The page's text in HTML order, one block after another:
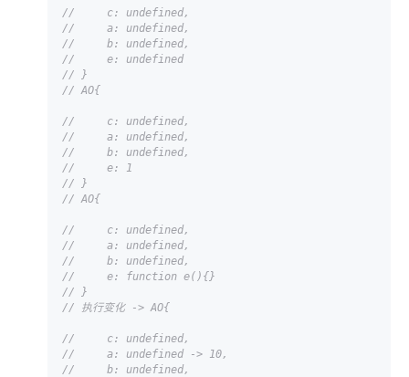
//     c: undefined,
//     a: undefined,
//     b: undefined,
//     e: undefined
// }
// AO{
//     c: undefined,
//     a: undefined,
//     b: undefined,
//     e: 1
// }
// AO{
//     c: undefined,
//     a: undefined,
//     b: undefined,
//     e: function e(){}
// }
// 执行变化 -> AO{
//     c: undefined,
//     a: undefined -> 10,
//     b: undefined,